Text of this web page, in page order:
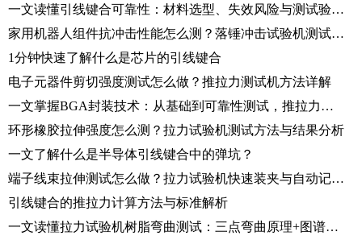
一文读懂引线键合可靠性：材料选型、失效风险与测试验证全解析
家用机器人组件抗冲击性能怎么测？落锤冲击试验机测试方法详解
1分钟快速了解什么是芯片的引线键合
电子元器件剪切强度测试怎么做？推拉力测试机方法详解
一文掌握BGA封装技术：从基础到可靠性测试，推拉力测试机如何保障品质？
环形橡胶拉伸强度怎么测？拉力试验机测试方法与结果分析
一文了解什么是半导体引线键合中的弹坑？
端子线束拉伸测试怎么做？拉力试验机快速装夹与自动记录方案
引线键合的推拉力计算方法与标准解析
一文读懂拉力试验机树脂弯曲测试：三点弯曲原理+图谱解读+标准全流程